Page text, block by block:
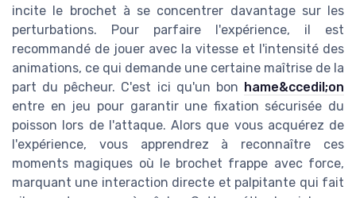
incite le brochet à se concentrer davantage sur les
perturbations. Pour parfaire l'expérience, il est
recommandé de jouer avec la vitesse et l'intensité des
animations, ce qui demande une certaine maîtrise de la
part du pêcheur. C'est ici qu'un bon hame&ccedil;on
entre en jeu pour garantir une fixation sécurisée du
poisson lors de l'attaque. Alors que vous acquérez de
l'expérience, vous apprendrez à reconnaître ces
moments magiques où le brochet frappe avec force,
marquant une interaction directe et palpitante qui fait